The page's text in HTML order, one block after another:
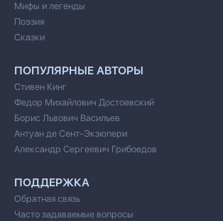
Мифы и легенды
Поэзия
Сказки
ПОПУЛЯРНЫЕ АВТОРЫ
Стивен Кинг
Федор Михайлович Достоевский
Борис Львович Васильев
Антуан де Сент-Экзюпери
Александр Сергеевич Грибоедов
ПОДДЕРЖКА
Обратная связь
Часто задаваемые вопросы